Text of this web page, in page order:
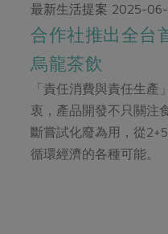
調理食材・點心
調味醬料/南北貨
休閒零嘴
保健食品
居家好物
醬料
湯品．鍋物
漬物
涼拌沙拉
合作25-精選產品第三彈
更多當季產品
議題活動
主婦聯盟X樂齡網特約優惠案
30%rPET紅烏龍茶
減硝酸鹽
非基改運動
廢核運動
減添加物
公益金
更多議題
自主把關
檢驗報告
硝酸鹽檢驗
社員權益
合作社法規
最新生活提案 2025-06-
合作社推出全
烏龍茶飲
「責任消費與責任生
衷，產品開發不只關注
斷嘗試化廢為用，從
循環經濟的各種可能。